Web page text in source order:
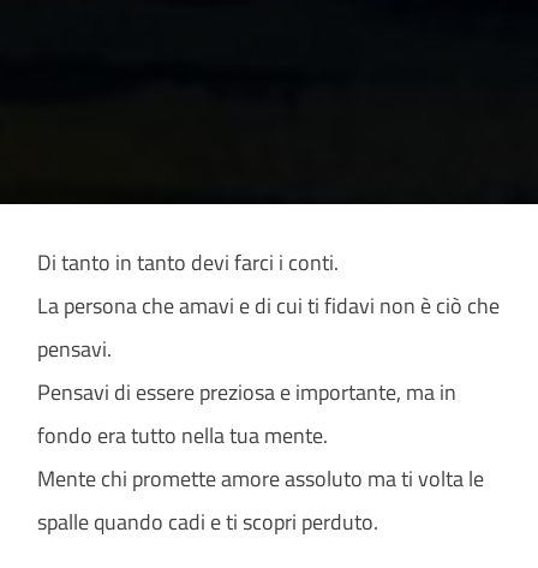
Di tanto in tanto devi farci i conti.
La persona che amavi e di cui ti fidavi non è ciò che
pensavi.
Pensavi di essere preziosa e importante, ma in
fondo era tutto nella tua mente.
Mente chi promette amore assoluto ma ti volta le
spalle quando cadi e ti scopri perduto.